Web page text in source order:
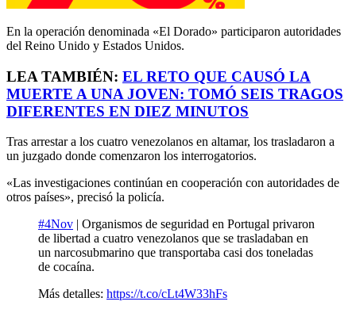
En la operación denominada «El Dorado» participaron autoridades
del Reino Unido y Estados Unidos.
LEA TAMBIÉN: EL RETO QUE CAUSÓ LA
MUERTE A UNA JOVEN: TOMÓ SEIS TRAGOS
DIFERENTES EN DIEZ MINUTOS
Tras arrestar a los cuatro venezolanos en altamar, los trasladaron a
un juzgado donde comenzaron los interrogatorios.
«Las investigaciones continúan en cooperación con autoridades de
otros países», precisó la policía.
#4Nov | Organismos de seguridad en Portugal privaron
de libertad a cuatro venezolanos que se trasladaban en
un narcosubmarino que transportaba casi dos toneladas
de cocaína.
Más detalles: https://t.co/cLt4W33hFs